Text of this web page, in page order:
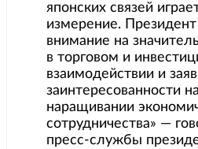
японских связей
измерение.
внимание на
в торговом и
взаимодействии и
заинтересованности
наращивании
сотрудничества» —
пресс-службы